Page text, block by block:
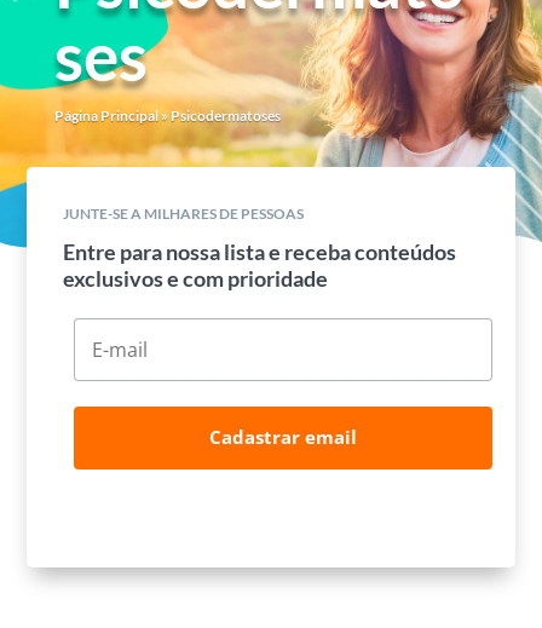
ses
Página Principal» Psicodermatoses
JUNTE-SE A MILHARES DE PESSOAS
Entre para nossa lista e receba conteúdos
exclusivos e com prioridade
Cadastrar email